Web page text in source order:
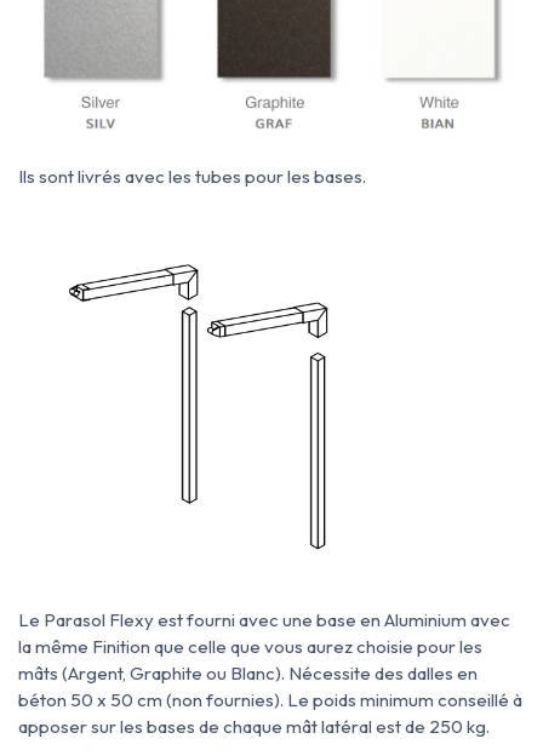
Ils sont livrés avec les tubes pour les bases.
Le Parasol Flexy est fourni avec une base en Aluminium avec
la même Finition que celle que vous aurez choisie pour les
mâts (Argent, Graphite ou Blanc). Nécessite des dalles en
béton 50 x 50 cm (non fournies). Le poids minimum conseillé à
apposer sur les bases de chaque mât latéral est de 250 kg.